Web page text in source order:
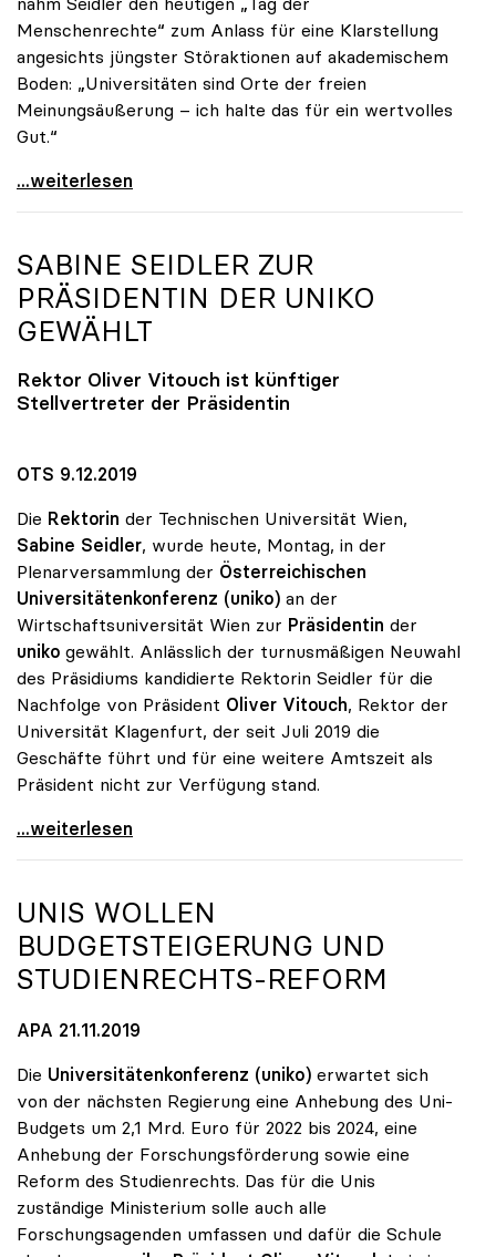
Menschenrechte“ zum Anlass für eine Klarstellung
angesichts jüngster Störaktionen auf akademischem
Boden: „Universitäten sind Orte der freien
Meinungsäußerung – ich halte das für ein wertvolles
Gut.“
Seidler: „Universitäten sind Orte der freien
...weiterlesen
SABINE SEIDLER ZUR
PRÄSIDENTIN DER UNIKO
GEWÄHLT
Rektor Oliver Vitouch ist künftiger
Stellvertreter der Präsidentin
OTS 9.12.2019
Die Rektorin der Technischen Universität Wien,
Sabine Seidler, wurde heute, Montag, in der
Plenarversammlung der Österreichischen
Universitätenkonferenz (uniko) an der
Wirtschaftsuniversität Wien zur Präsidentin der
uniko gewählt. Anlässlich der turnusmäßigen Neuwahl
des Präsidiums kandidierte Rektorin Seidler für die
Nachfolge von Präsident Oliver Vitouch, Rektor der
Universität Klagenfurt, der seit Juli 2019 die
Geschäfte führt und für eine weitere Amtszeit als
Präsident nicht zur Verfügung stand.
Sabine Seidler zur Präsidentin der uniko gewählt
...weiterlesen
UNIS WOLLEN
BUDGETSTEIGERUNG UND
STUDIENRECHTS-REFORM
APA 21.11.2019
Die Universitätenkonferenz (uniko) erwartet sich
von der nächsten Regierung eine Anhebung des Uni-
Budgets um 2,1 Mrd. Euro für 2022 bis 2024, eine
Anhebung der Forschungsförderung sowie eine
Reform des Studienrechts. Das für die Unis
zuständige Ministerium solle auch alle
Forschungsagenden umfassen und dafür die Schule